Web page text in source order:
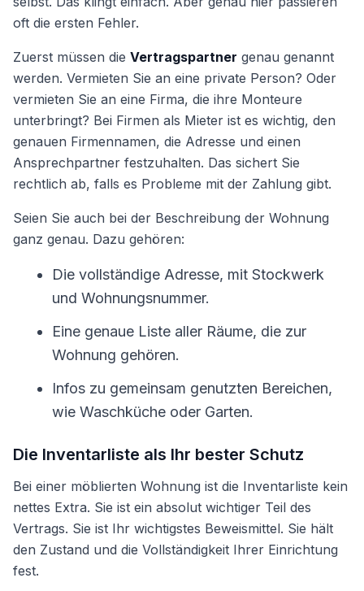
oft die ersten Fehler.
Zuerst müssen die Vertragspartner genau genannt
werden. Vermieten Sie an eine private Person? Oder
vermieten Sie an eine Firma, die ihre Monteure
unterbringt? Bei Firmen als Mieter ist es wichtig, den
genauen Firmennamen, die Adresse und einen
Ansprechpartner festzuhalten. Das sichert Sie
rechtlich ab, falls es Probleme mit der Zahlung gibt.
Seien Sie auch bei der Beschreibung der Wohnung
ganz genau. Dazu gehören:
Die vollständige Adresse, mit Stockwerk
und Wohnungsnummer.
Eine genaue Liste aller Räume, die zur
Wohnung gehören.
Infos zu gemeinsam genutzten Bereichen,
wie Waschküche oder Garten.
Die Inventarliste als Ihr bester Schutz
Bei einer möblierten Wohnung ist die Inventarliste kein
nettes Extra. Sie ist ein absolut wichtiger Teil des
Vertrags. Sie ist Ihr wichtigstes Beweismittel. Sie hält
den Zustand und die Vollständigkeit Ihrer Einrichtung
fest.